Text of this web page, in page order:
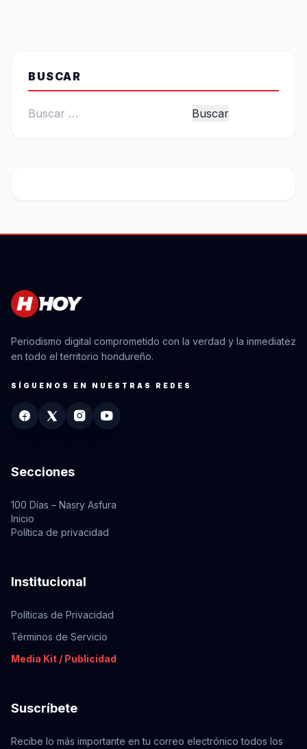
BUSCAR
Buscar:
Periodismo digital comprometido con la verdad y la inmediatez
en todo el territorio hondureño.
SÍGUENOS EN NUESTRAS REDES
Secciones
100 Días – Nasry Asfura
Inicio
Política de privacidad
Institucional
Políticas de Privacidad
Términos de Servicio
Media Kit / Publicidad
Suscríbete
Recibe lo más importante en tu correo electrónico todos los